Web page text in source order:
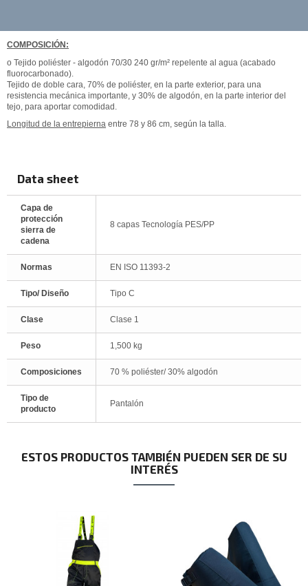
COMPOSICIÓN:
o Tejido poliéster - algodón 70/30 240 gr/m² repelente al agua (acabado
fluorocarbonado).
Tejido de doble cara, 70% de poliéster, en la parte exterior, para una
resistencia mecánica importante, y 30% de algodón, en la parte interior del
tejo, para aportar comodidad.
Longitud de la entrepierna entre 78 y 86 cm, según la talla.
Data sheet
Capa de
protección
sierra de
cadena
8 capas Tecnología PES/PP
Normas EN ISO 11393-2
Tipo/ Diseño Tipo C
Clase Clase 1
Peso 1,500 kg
Composiciones 70 % poliéster/ 30% algodón
Tipo de
producto
Pantalón
ESTOS PRODUCTOS TAMBIÉN PUEDEN SER DE SU
INTERÉS